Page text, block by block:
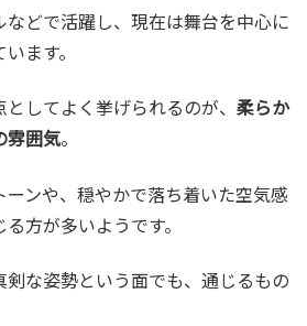
などで活躍し、現在は舞台を中心に
ます。
してよく挙げられるのが、 柔らか
雰囲気。
ンや、穏やかで落ち着いた空気感
方が多いようです。
な姿勢という面でも、通じるもの